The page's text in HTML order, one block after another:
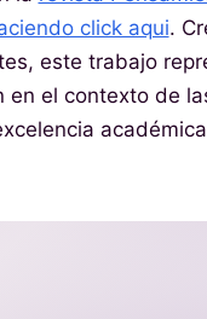
click aqui.
este trabajo
el contexto de